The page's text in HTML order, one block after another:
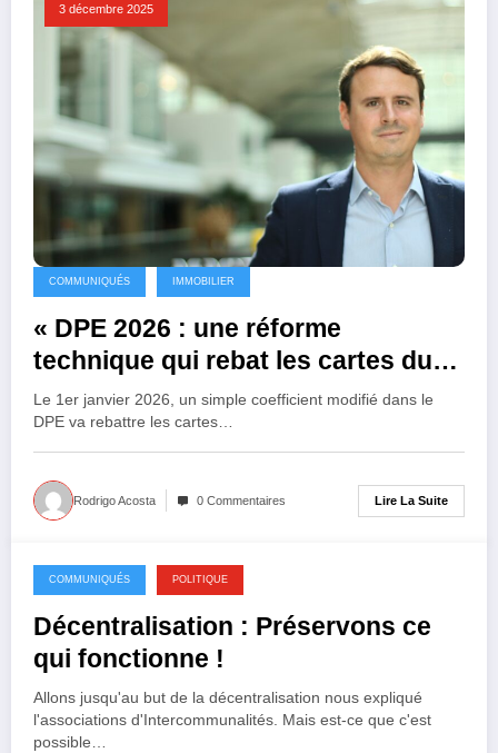
3 décembre 2025
COMMUNIQUÉS IMMOBILIER
« DPE 2026 : une réforme
technique qui rebat les cartes du
logement en France »
Le 1er janvier 2026, un simple coefficient modifié dans le
DPE va rebattre les cartes…
Rodrigo Acosta 0 Commentaires Lire La Suite
3 décembre 2025
COMMUNIQUÉS POLITIQUE
Décentralisation : Préservons ce
qui fonctionne !
Allons jusqu'au but de la décentralisation nous expliqué
l'associations d'Intercommunalités. Mais est-ce que c'est
possible…